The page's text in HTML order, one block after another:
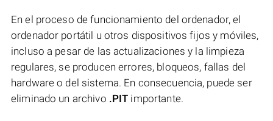
En el proceso de funcionamiento del ordenador, el
ordenador portátil u otros dispositivos fijos y móviles,
incluso a pesar de las actualizaciones y la limpieza
regulares, se producen errores, bloqueos, fallas del
hardware o del sistema. En consecuencia, puede ser
eliminado un archivo .PIT importante.